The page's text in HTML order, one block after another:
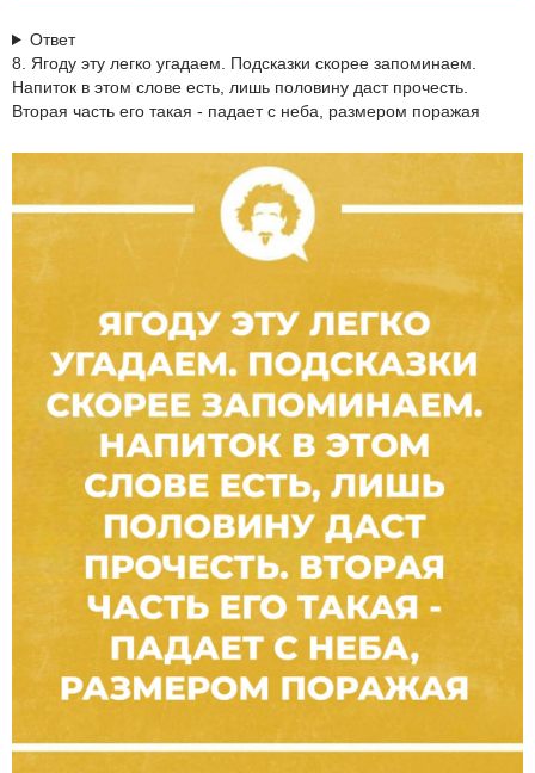
Ответ
8. Ягоду эту легко угадаем. Подсказки скорее запоминаем.
Напиток в этом слове есть, лишь половину даст прочесть.
Вторая часть его такая - падает с неба, размером поражая